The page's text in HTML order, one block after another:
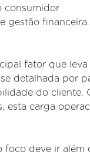
consumidor
gestão financeira.
fator que
detalhada por
do
esta carga
foco deve ir